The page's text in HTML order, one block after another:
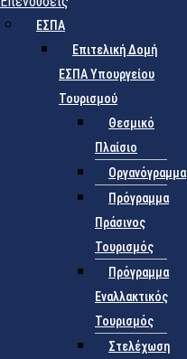
ΕΣΠΑ
Επιτελική Δομή
ΕΣΠΑ Υπουργείου
Τουρισμού
Θεσμικό
Πλαίσιο
Οργανόγραμμα
Πρόγραμμα
Πράσινος
Τουρισμός
Πρόγραμμα
Εναλλακτικός
Τουρισμός
Στελέχωση